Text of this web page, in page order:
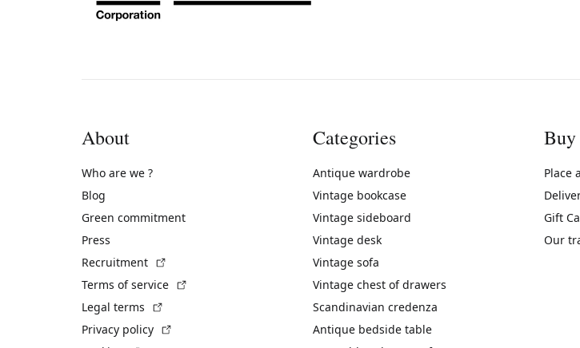
About
Who are we ?
Blog
Green commitment
Press
Recruitment
Terms of service
Legal terms
Privacy policy
Categories
Antique wardrobe
Vintage bookcase
Vintage sideboard
Vintage desk
Vintage sofa
Vintage chest of drawers
Scandinavian credenza
Antique bedside table
Buy
Place
Gift
Our